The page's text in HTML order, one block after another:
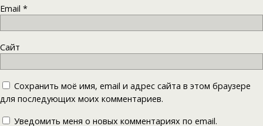
Email *
Сайт
Сохранить моё имя, email и адрес сайта в этом браузере
для последующих моих комментариев.
Уведомить меня о новых комментариях по email.